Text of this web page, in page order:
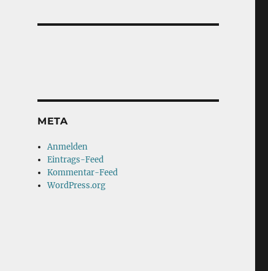
META
Anmelden
Eintrags-Feed
Kommentar-Feed
WordPress.org